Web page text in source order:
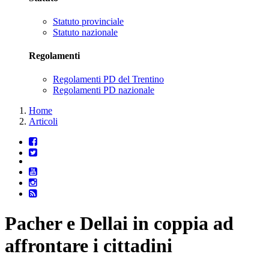
Statuto provinciale
Statuto nazionale
Regolamenti
Regolamenti PD del Trentino
Regolamenti PD nazionale
Home
Articoli
Pacher e Dellai in coppia ad
affrontare i cittadini